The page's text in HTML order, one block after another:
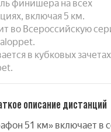
финишера на всех
включая 5 км.
во Всероссийскую
в кубковых
описание дистанций
51 км» включает в